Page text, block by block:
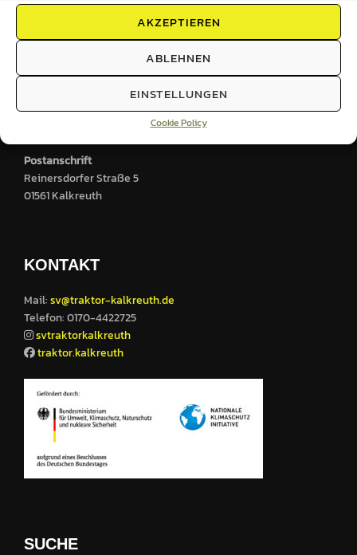
AKZEPTIEREN
ABLEHNEN
EINSTELLUNGEN
Cookie Policy
HIER FINDEST DU UNS
Großenhainer Straße 2
Postanschrift
Reinersdorfer Straße 5
01561 Kalkreuth
KONTAKT
Mail:sv@traktor-kalkreuth.de
Telefon: 0170-4422725
svtraktorkalkreuth
traktor.kalkreuth
SUCHE